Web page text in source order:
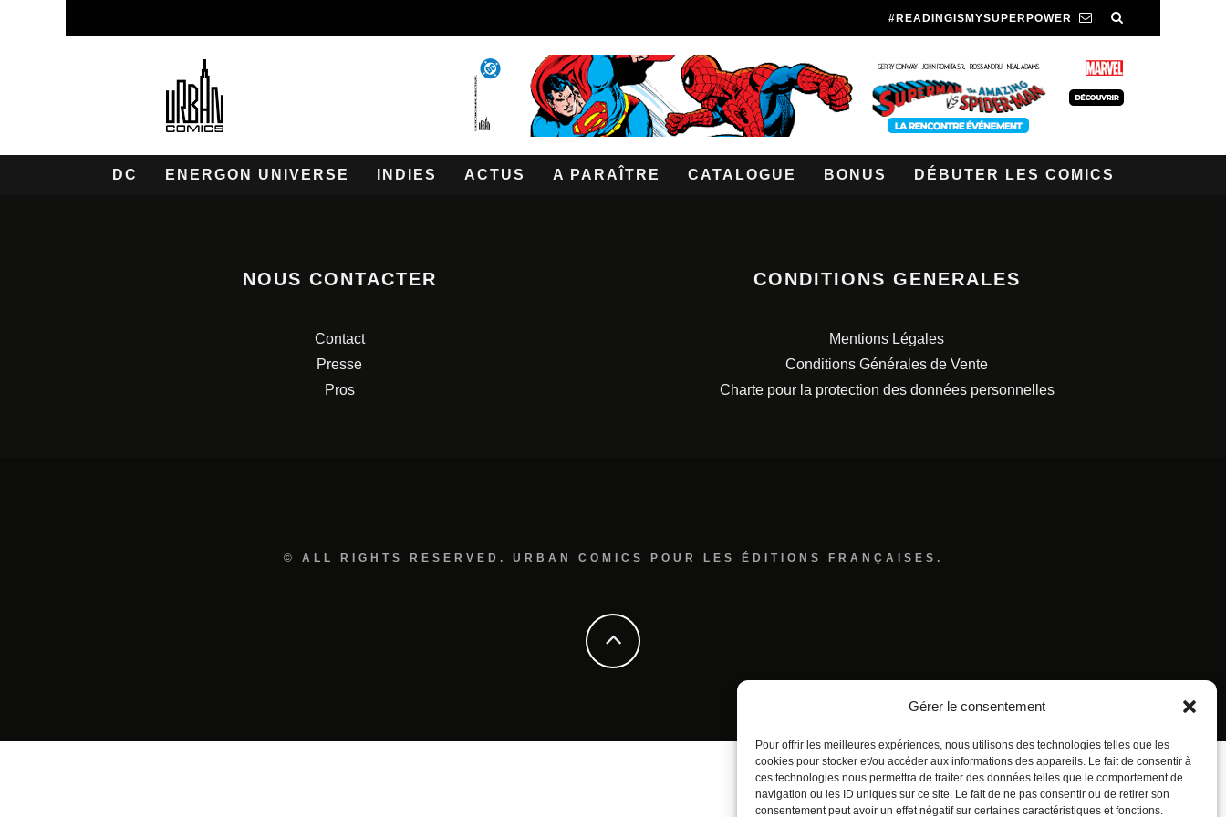
Gérer le consentement
Pour offrir les meilleures expériences, nous utilisons des technologies telles que les
cookies pour stocker et/ou accéder aux informations des appareils. Le fait de consentir à
ces technologies nous permettra de traiter des données telles que le comportement de
navigation ou les ID uniques sur ce site. Le fait de ne pas consentir ou de retirer son
consentement peut avoir un effet négatif sur certaines caractéristiques et fonctions.
#READINGISMYSUPERPOWER
DC ENERGON UNIVERSE INDIES ACTUS A PARAÎTRE CATALOGUE BONUS DÉBUTER LES COMICS
NOUS CONTACTER
Contact
Presse
Pros
CONDITIONS GENERALES
Mentions Légales
Conditions Générales de Vente
Charte pour la protection des données personnelles
© ALL RIGHTS RESERVED. URBAN COMICS POUR LES ÉDITIONS FRANÇAISES.